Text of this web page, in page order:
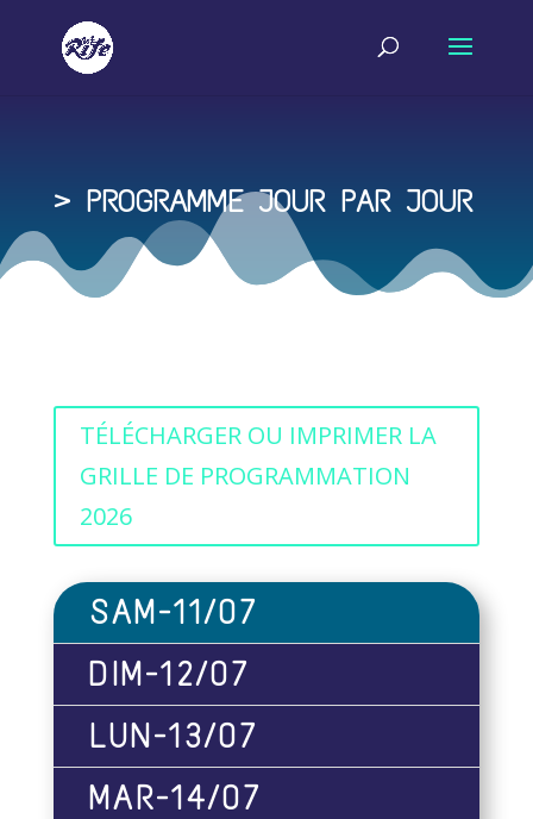
> PROGRAMME JOUR PAR JOUR
TÉLÉCHARGER OU IMPRIMER LA
GRILLE DE PROGRAMMATION
2026
SAM-11/07
DIM-12/07
LUN-13/07
MAR-14/07